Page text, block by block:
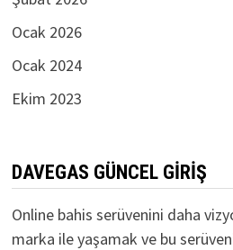
Ocak 2026
Ocak 2024
Ekim 2023
DAVEGAS GÜNCEL GIRIŞ
Online bahis serüvenini daha
marka ile yaşamak ve bu